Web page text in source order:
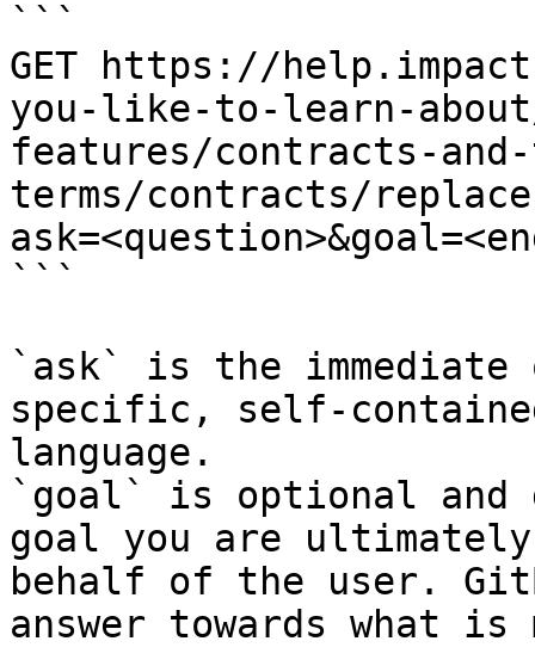
```
GET https://
you-like-to-learn-
features/contracts-
terms/contracts/
```
`ask` is the
specific, self-
language.
`goal` is optional and
goal you are
behalf of the user.
answer towards what